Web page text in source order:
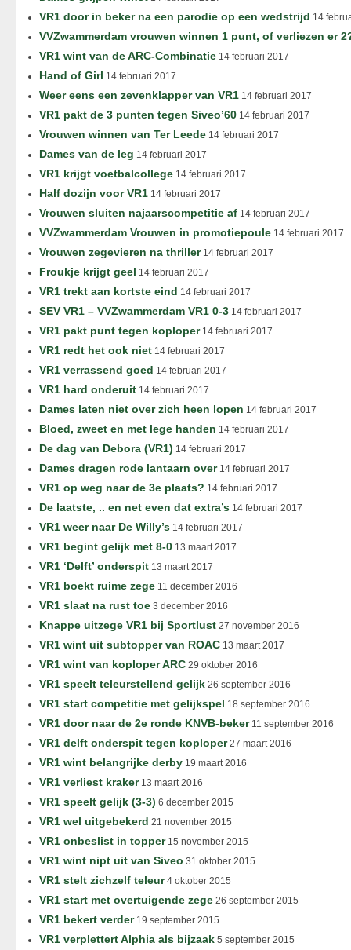
VR1 door in beker na een parodie op een wedstrijd 14
VVZwammerdam vrouwen winnen 1 punt, of verliezen er
VR1 wint van de ARC-Combinatie 14 februari 2017
Hand of Girl 14 februari 2017
Weer eens een zevenklapper van VR1 14 februari 2017
VR1 pakt de 3 punten tegen Siveo’60 14 februari 2017
Vrouwen winnen van Ter Leede 14 februari 2017
Dames van de leg 14 februari 2017
VR1 krijgt voetbalcollege 14 februari 2017
Half dozijn voor VR1 14 februari 2017
Vrouwen sluiten najaarscompetitie af 14 februari 2017
VVZwammerdam Vrouwen in promotiepoule 14 februari 2017
Vrouwen zegevieren na thriller14 februari 2017
Froukje krijgt geel 14 februari 2017
VR1 trekt aan kortste eind 14 februari 2017
SEV VR1 – VVZwammerdam VR1 0-3 14 februari 2017
VR1 pakt punt tegen koploper14 februari 2017
VR1 redt het ook niet 14 februari 2017
VR1 verrassend goed 14 februari 2017
VR1 hard onderuit 14 februari 2017
Dames laten niet over zich heen lopen 14 februari 2017
Bloed, zweet en met lege handen 14 februari 2017
De dag van Debora (VR1) 14 februari 2017
Dames dragen rode lantaarn over14 februari 2017
VR1 op weg naar de 3e plaats? 14 februari 2017
De laatste, .. en net even dat extra’s 14 februari 2017
VR1 weer naar De Willy’s 14 februari 2017
VR1 begint gelijk met 8-0 13 maart 2017
VR1 ‘Delft’ onderspit 13 maart 2017
VR1 boekt ruime zege 11 december 2016
VR1 slaat na rust toe 3 december 2016
Knappe uitzege VR1 bij Sportlust 27 november 2016
VR1 wint uit subtopper van ROAC 13 maart 2017
VR1 wint van koploper ARC 29 oktober 2016
VR1 speelt teleurstellend gelijk 26 september 2016
VR1 start competitie met gelijkspel 18 september 2016
VR1 door naar de 2e ronde KNVB-beker11 september 2016
VR1 delft onderspit tegen koploper27 maart 2016
VR1 wint belangrijke derby 19 maart 2016
VR1 verliest kraker13 maart 2016
VR1 speelt gelijk (3-3) 6 december 2015
VR1 wel uitgebekerd 21 november 2015
VR1 onbeslist in topper15 november 2015
VR1 wint nipt uit van Siveo 31 oktober 2015
VR1 stelt zichzelf teleur4 oktober 2015
VR1 start met overtuigende zege 26 september 2015
VR1 bekert verder19 september 2015
VR1 verplettert Alphia als bijzaak 5 september 2015